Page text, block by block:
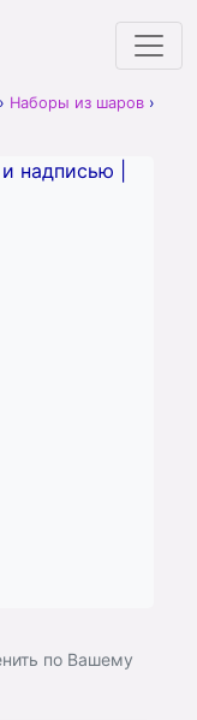
› Наборы из шаров ›
по Вашему